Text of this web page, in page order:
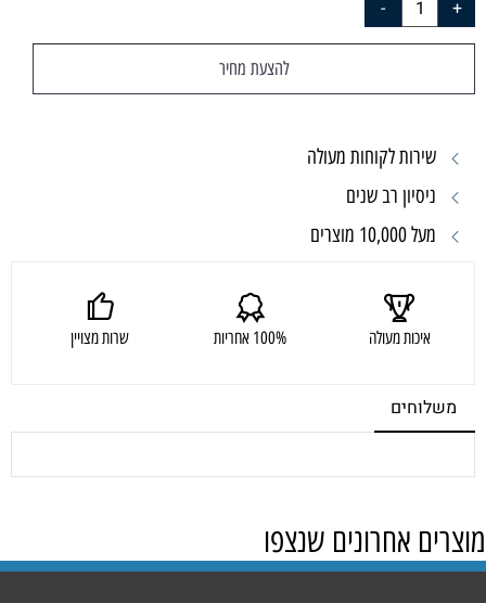
להצעת מחיר
שירות לקוחות מעולה
ניסיון רב שנים
מעל 10,000 מוצרים
איכות מעולה 100% אחריות שרות מצויין
משלוחים
מוצרים אחרונים שנצפו